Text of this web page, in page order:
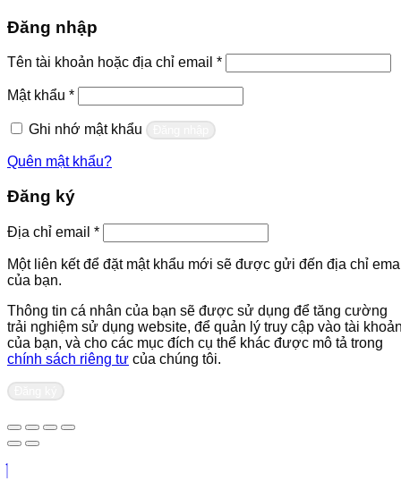
Đăng nhập
Tên tài khoản hoặc địa chỉ email *Bắt
buộc
Mật khẩu *Bắt
buộc
Ghi nhớ mật khẩu
Quên mật khẩu?
Đăng ký
Địa chỉ email *Bắt
buộc
Một liên kết để đặt mật khẩu mới sẽ được gửi đến địa chỉ
của bạn.
Thông tin cá nhân của bạn sẽ được sử dụng để tăng cường
trải nghiệm sử dụng website, để quản lý truy cập vào tài
của bạn, và cho các mục đích cụ thể khác được mô tả trong
chính sách riêng tư của chúng tôi.